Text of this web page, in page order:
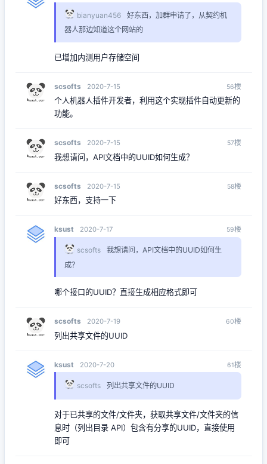
bianyuan456
好东西，加群申请了，从契约机
器人那边知道这个网站的
已增加内测用户存储空间
scsofts 2020-7-15 56楼
个人机器人插件开发者，利用这个实现插件自动更新的
功能。
scsofts 2020-7-15 57楼
我想请问，API文档中的UUID如何生成？
scsofts 2020-7-15 58楼
好东西，支持一下
ksust 2020-7-17 59楼
scsofts
我想请问，API文档中的UUID如何生
成？
哪个接口的UUID？直接生成相应格式即可
scsofts 2020-7-19 60楼
列出共享文件的UUID
ksust 2020-7-20 61楼
scsofts 列出共享文件的UUID
对于已共享的文件/文件夹，获取共享文件/文件夹的信
息时（列出目录 API）包含有分享的UUID，直接使用
即可